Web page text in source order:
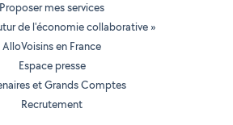
Proposer mes services
de l'économie collaborative »
AlloVoisins en France
Espace presse
et Grands Comptes
Recrutement